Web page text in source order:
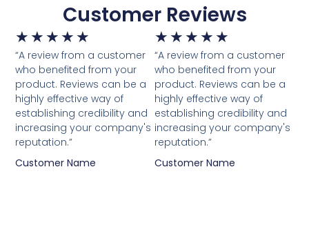
Customer Reviews
★ ★ ★ ★ ★
“A review from a customer
who benefited from your
product. Reviews can be a
highly effective way of
establishing credibility and
increasing your company's
reputation.”
Customer Name
★ ★ ★ ★ ★
“A review from a customer
who benefited from your
product. Reviews can be a
highly effective way of
establishing credibility and
increasing your company's
reputation.”
Customer Name